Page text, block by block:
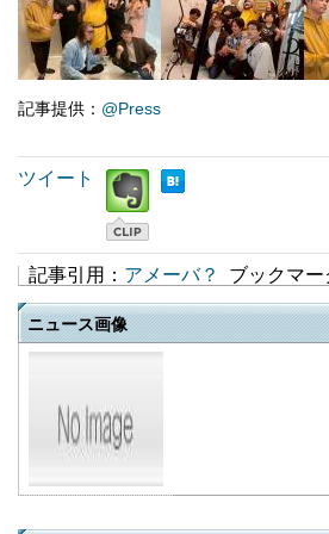
記事提供： @Press
ツイート
記事引用： アメーバ？ ブックマー
ニュース画像